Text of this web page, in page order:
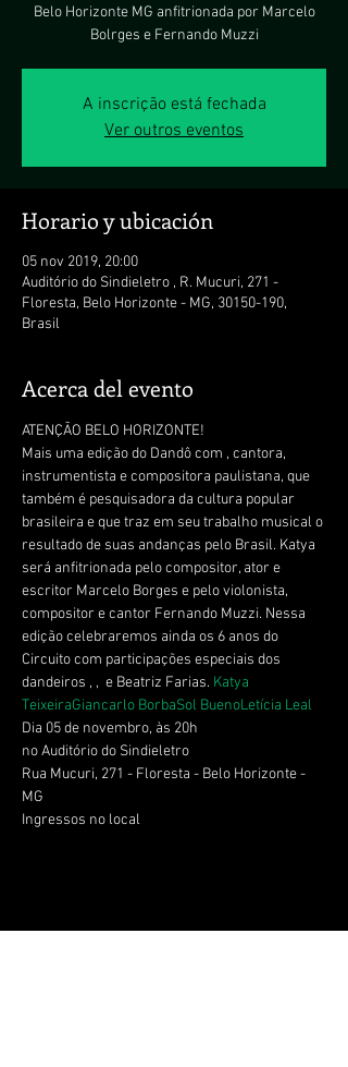
Belo Horizonte MG anfitrionada por Marcelo
Bolrges e Fernando Muzzi
A inscrição está fechada
Ver outros eventos
Horario y ubicación
05 nov 2019, 20:00
Auditório do Sindieletro , R. Mucuri, 271 -
Floresta, Belo Horizonte - MG, 30150-190,
Brasil
Acerca del evento
ATENÇÃO BELO HORIZONTE!
Mais uma edição do Dandô com , cantora,
instrumentista e compositora paulistana, que
também é pesquisadora da cultura popular
brasileira e que traz em seu trabalho musical o
resultado de suas andanças pelo Brasil. Katya
será anfitrionada pelo compositor, ator e
escritor Marcelo Borges e pelo violonista,
compositor e cantor Fernando Muzzi. Nessa
edição celebraremos ainda os 6 anos do
Circuito com participações especiais dos
dandeiros , , e Beatriz Farias. Katya
TeixeiraGiancarlo BorbaSol BuenoLetícia Leal
Dia 05 de novembro, às 20h
no Auditório do Sindieletro
Rua Mucuri, 271 - Floresta - Belo Horizonte -
MG
Ingressos no local